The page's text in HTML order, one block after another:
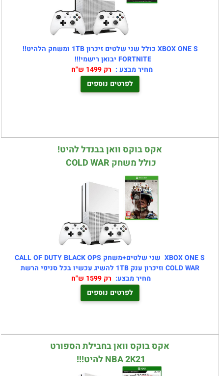
XBOX ONE S כולל שני שלטים זיכרון 1TB ומשחק הלהיט!!
FORTNITE יבואן רישמי!!!
מחיר מבצע : רק 1499 ש"ח
לפרטים נוספים
אקס בוקס וואן בבנדל להיט!
כולל משחק COLD WAR
XBOX ONE S שני שלטים+משחק CALL OF DUTY BLACK OPS
COLD WAR וזיכרון ענק 1TB להשיג עכשיו בכל סניפי הרשת
מחיר מבצע: רק 1599 ש"ח
לפרטים נוספים
אקס בוקס וואן בחבילת הספורט
NBA 2K21 להיט!!!